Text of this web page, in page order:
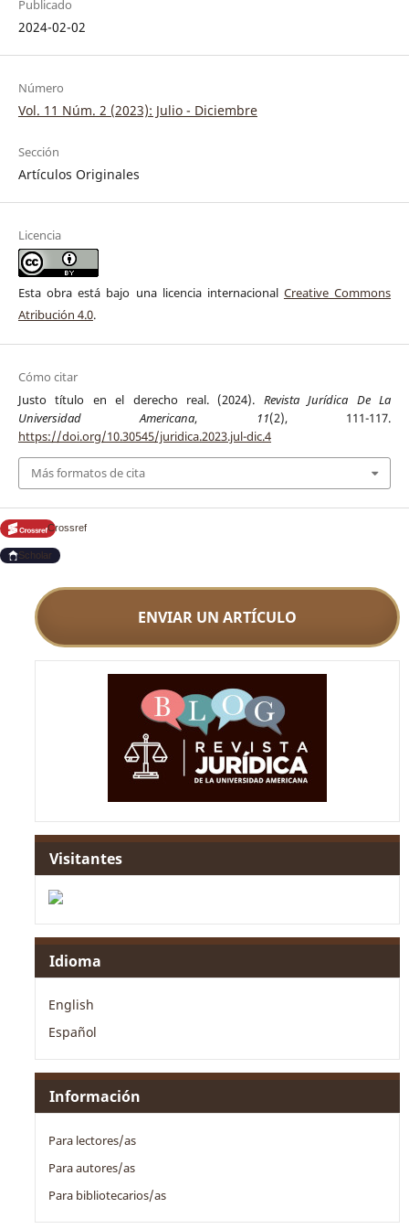
Publicado
2024-02-02
Número
Vol. 11 Núm. 2 (2023): Julio - Diciembre
Sección
Artículos Originales
Licencia
Esta obra está bajo una licencia internacional Creative Commons
Atribución 4.0.
Cómo citar
Justo título en el derecho real. (2024). Revista Jurídica De La
Universidad Americana, 11(2), 111-117.
https://doi.org/10.30545/juridica.2023.jul-dic.4
Más formatos de cita
Crossref
Scholar
ENVIAR UN ARTÍCULO
Visitantes
Idioma
English
Español
Información
Para lectores/as
Para autores/as
Para bibliotecarios/as